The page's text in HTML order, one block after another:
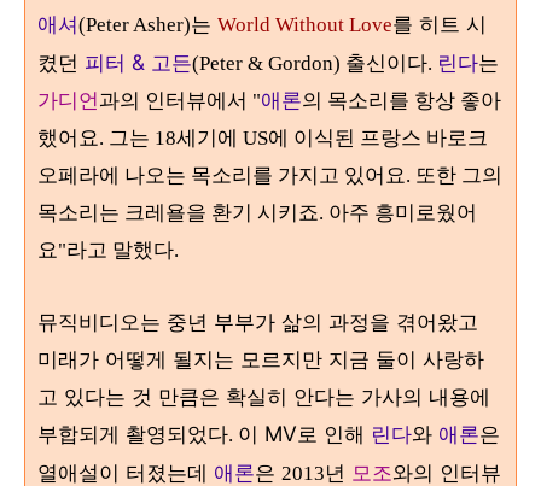
애셔(Peter Asher)는 World Without Love를 히트 시
켰던 피터 & 고든(Peter & Gordon) 출신이다. 린다는
가디언 과의 인터뷰에서 "애론의 목소리를 항상 좋아
했어요. 그는 18세기에 US에 이식된 프랑스 바로크
오페라에 나오는 목소리를 가지고 있어요. 또한 그의
목소리는 크레욜을 환기 시키죠. 아주 흥미로웠어
요"라고 말했다.
뮤직비디오는 중년 부부가 삶의 과정을 겪어왔고
미래가 어떻게 될지는 모르지만 지금 둘이 사랑하
고 있다는 것 만큼은 확실히 안다는 가사의 내용에
부합되게 촬영되었다. 이 MV로 인해 린다와 애론은
열애설이 터졌는데 애론은 2013년 모조와의 인터뷰